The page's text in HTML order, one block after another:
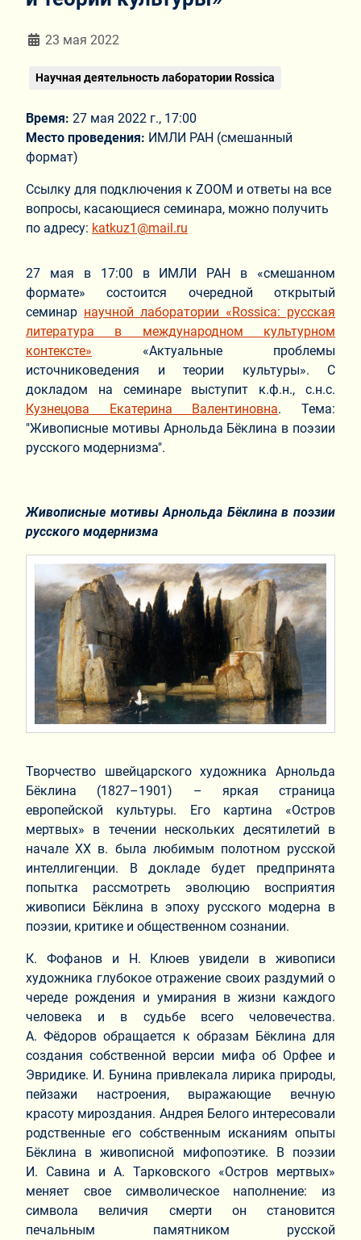
Информация о материале
23 мая 2022
Научная деятельность лаборатории Rossica
Время: 27 мая 2022 г., 17:00
Место проведения: ИМЛИ РАН (смешанный
формат)
Ссылку для подключения к ZOOM и ответы на все
вопросы, касающиеся семинара, можно получить
по адресу: katkuz1@mail.ru
27 мая в 17:00 в ИМЛИ РАН в «смешанном
формате» состоится очередной открытый
семинар научной лаборатории «Rossica: русская
литература в международном культурном
контексте» «Актуальные проблемы
источниковедения и теории культуры». C
докладом на семинаре выступит к.ф.н., с.н.с.
Кузнецова Екатерина Валентиновна. Тема:
"Живописные мотивы Арнольда Бёклина в поэзии
русского модернизма".
Живописные мотивы Арнольда Бёклинав поэзии
русского модернизма
Творчество швейцарского художника Арнольда
Бёклина (1827–1901) – яркая страница
европейской культуры. Его картина «Остров
мертвых» в течении нескольких десятилетий в
начале ХХ в. была любимым полотном русской
интеллигенции. В докладе будет предпринята
попытка рассмотреть эволюцию восприятия
живописи Бёклина в эпоху русского модерна в
поэзии, критике и общественном сознании.
К. Фофанов и Н. Клюев увидели в живописи
художника глубокое отражение своих раздумий о
череде рождения и умирания в жизни каждого
человека и в судьбе всего человечества.
А. Фёдоров обращается к образам Бёклина для
создания собственной версии мифа об Орфее и
Эвридике. И. Бунина привлекала лирика природы,
пейзажи настроения, выражающие вечную
красоту мироздания. Андрея Белого интересовали
родственные его собственным исканиям опыты
Бёклина в живописной мифопоэтике. В поэзии
И. Савина и А. Тарковского «Остров мертвых»
меняет свое символическое наполнение: из
символа величия смерти он становится
печальным памятником русской